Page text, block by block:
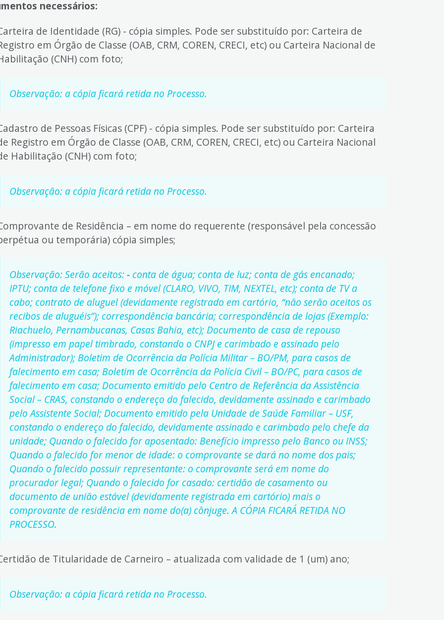
necessários:
de Identidade (RG) - cópia simples. Pode ser substituído por: Carteira de
em Órgão de Classe (OAB, CRM, COREN, CRECI, etc) ou Carteira Nacional de
(CNH) com foto;
Observação: a cópia ficará retida no Processo.
de Pessoas Físicas (CPF) - cópia simples. Pode ser substituído por: Carteira
Registro em Órgão de Classe (OAB, CRM, COREN, CRECI, etc) ou Carteira Nacional
Habilitação (CNH) com foto;
Observação: a cópia ficará retida no Processo.
de Residência – em nome do requerente (responsável pela concessão
ou temporária) cópia simples;
Observação: Serão aceitos:- conta de água; conta de luz; conta de gás encanado;
IPTU; conta de telefone fixo e móvel (CLARO, VIVO, TIM, NEXTEL, etc); conta de TV a
cabo; contrato de aluguel (devidamente registrado em cartório, “não serão aceitos os
recibos de aluguéis”); correspondência bancária; correspondência de lojas (Exemplo:
Riachuelo, Pernambucanas, Casas Bahia, etc); Documento de casa de repouso
(impresso em papel timbrado, constando o CNPJ e carimbado e assinado pelo
Administrador); Boletim de Ocorrência da Polícia Militar – BO/PM, para casos de
falecimento em casa; Boletim de Ocorrência da Polícia Civil – BO/PC, para casos de
falecimento em casa; Documento emitido pelo Centro de Referência da Assistência
Social – CRAS, constando o endereço do falecido, devidamente assinado e carimbado
pelo Assistente Social; Documento emitido pela Unidade de Saúde Familiar – USF,
constando o endereço do falecido, devidamente assinado e carimbado pelo chefe da
unidade; Quando o falecido for aposentado: Benefício impresso pelo Banco ou INSS;
Quando o falecido for menor de idade: o comprovante se dará no nome dos pais;
Quando o falecido possuir representante: o comprovante será em nome do
procurador legal; Quando o falecido for casado: certidão de casamento ou
documento de união estável (devidamente registrada em cartório) mais o
comprovante de residência em nome do(a) cônjuge. A CÓPIA FICARÁ RETIDA NO
PROCESSO.
de Titularidade de Carneiro – atualizada com validade de 1 (um) ano;
Observação: a cópia ficará retida no Processo.